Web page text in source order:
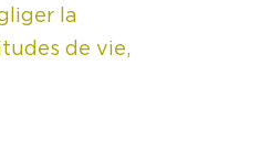
la
de vie,